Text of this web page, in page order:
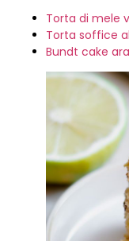
Torta di mele
Torta soffice
Bundt cake